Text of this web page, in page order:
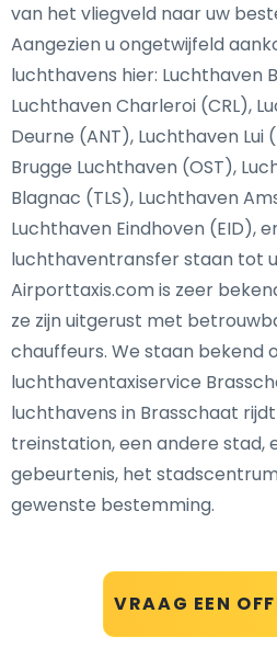
VRAAG EEN
van het vliegveld naar uw
Aangezien u ongetwijfeld
luchthavens hier: Luchthaven
Luchthaven Charleroi (CRL),
Deurne (ANT), Luchthaven Lui
Brugge Luchthaven (OST),
Blagnac (TLS), Luchthaven
Luchthaven Eindhoven (EID),
luchthaventransfer staan tot
Airporttaxis.com is zeer
ze zijn uitgerust met
chauffeurs. We staan bekend
luchthaventaxiservice
luchthavens in Brasschaat
treinstation, een andere stad,
gebeurtenis, het
gewenste bestemming.